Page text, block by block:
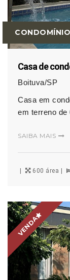
Casa de
Boituva/SP
Casa em
em terreno de
SAIBA MAIS
600 área
VENDA